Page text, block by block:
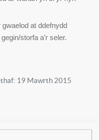
at ddefnydd
storfa a’r seler.
19 Mawrth 2015